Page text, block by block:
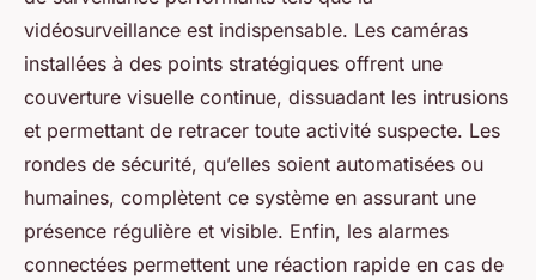
vidéosurveillance est indispensable. Les caméras
installées à des points stratégiques offrent une
couverture visuelle continue, dissuadant les intrusions
et permettant de retracer toute activité suspecte. Les
rondes de sécurité, qu’elles soient automatisées ou
humaines, complètent ce système en assurant une
présence régulière et visible. Enfin, les alarmes
connectées permettent une réaction rapide en cas de